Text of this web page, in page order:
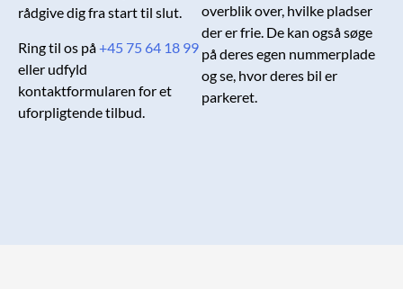
rådgive dig fra start til slut.
Ring til os på+45 75 64 18 99
eller udfyld
kontaktformularen for et
uforpligtende tilbud.
overblik over, hvilke pladser
der er frie. De kan også søge
på deres egen nummerplade
og se, hvor deres bil er
parkeret.